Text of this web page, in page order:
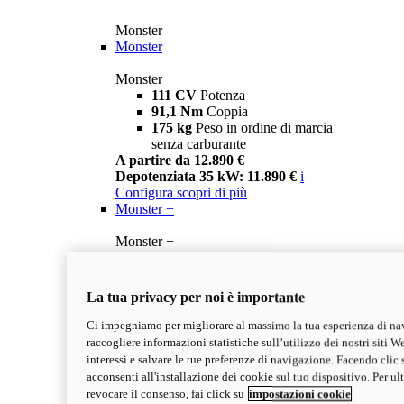
Monster
Monster
Monster
111 CV Potenza
91,1 Nm Coppia
175 kg Peso in ordine di marcia
senza carburante
A partire da 12.890 €
Depotenziata 35 kW: 11.890 € i
Configura scopri di più
Monster +
Monster +
Peso in ordine di marcia
senza carburante
A partire da 13.290 €
Depotenziata 35 kW: 12.290 €i
Configura Scopri di più
new Monster 100
La tua privacy per noi è importante
Ci impegniamo per migliorare al massimo la tua esperienza di
raccogliere informazioni statistiche sull’utilizzo dei nostri siti
interessi e salvare le tue preferenze di navigazione. Facendo
acconsenti all'installazione dei cookie sul tuo dispositivo. Per
revocare il consenso, fai click su impostazioni cookie